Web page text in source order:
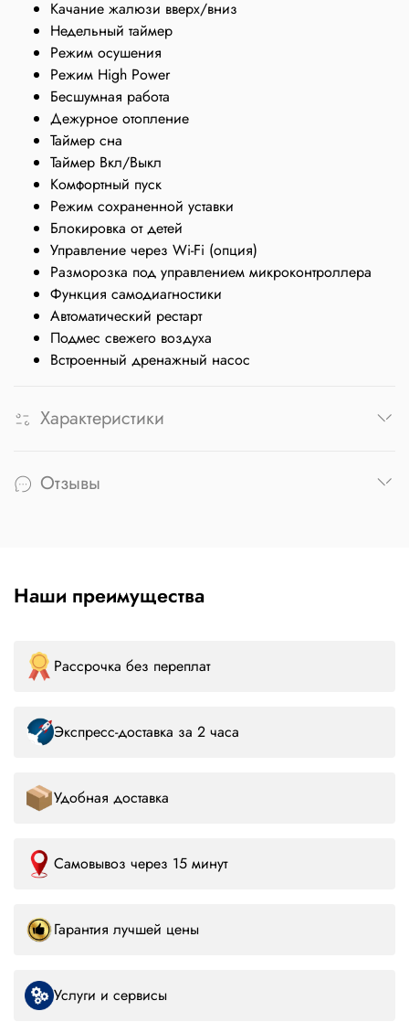
Качание жалюзи вверх/вниз
Недельный таймер
Режим осушения
Режим High Power
Бесшумная работа
Дежурное отопление
Таймер сна
Таймер Вкл/Выкл
Комфортный пуск
Режим сохраненной уставки
Блокировка от детей
Управление через Wi-Fi (опция)
Разморозка под управлением микроконтроллера
Функция самодиагностики
Автоматический рестарт
Подмес свежего воздуха
Встроенный дренажный насос
Характеристики
Отзывы
Наши преимущества
Рассрочка без переплат
Экспресс-доставка за 2 часа
Удобная доставка
Самовывоз через 15 минут
Гарантия лучшей цены
Услуги и сервисы